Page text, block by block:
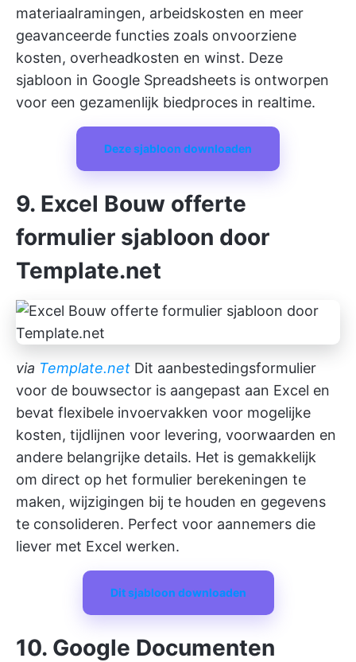
materiaalramingen, arbeidskosten en meer
geavanceerde functies zoals onvoorziene
kosten, overheadkosten en winst. Deze
sjabloon in Google Spreadsheets is ontworpen
voor een gezamenlijk biedproces in realtime.
Deze sjabloon downloaden
9. Excel Bouw offerte
formulier sjabloon door
Template.net
via Template.net Dit aanbestedingsformulier
voor de bouwsector is aangepast aan Excel en
bevat flexibele invoervakken voor mogelijke
kosten, tijdlijnen voor levering, voorwaarden en
andere belangrijke details. Het is gemakkelijk
om direct op het formulier berekeningen te
maken, wijzigingen bij te houden en gegevens
te consolideren. Perfect voor aannemers die
liever met Excel werken.
Dit sjabloon downloaden
10. Google Documenten